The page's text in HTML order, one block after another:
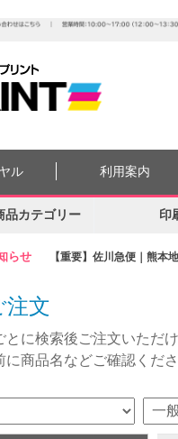
らせ 【重要】佐川急便｜熊本
ル 利用案内
品カテゴリー 印
注文
に検索後ご注文いただけ
商品名などご確認くだ